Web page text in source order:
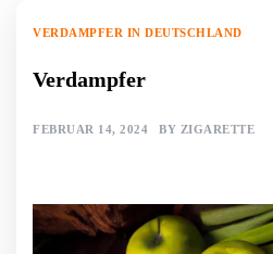
VERDAMPFER IN DEUTSCHLAND
Verdampfer
FEBRUAR 14, 2024 BY ZIGARETTE